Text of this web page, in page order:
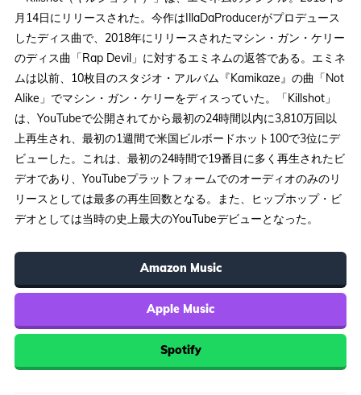
月14日にリリースされた。今作はIllaDaProducerがプロデュース
したディス曲で、2018年にリリースされたマシン・ガン・ケリー
のディス曲「Rap Devil」に対するエミネムの返答である。エミネ
ムは以前、10枚目のスタジオ・アルバム『Kamikaze』の曲「Not
Alike」でマシン・ガン・ケリーをディスっていた。「Killshot」
は、YouTubeで公開されてから最初の24時間以内に3,810万回以
上再生され、最初の1週間で米国ビルボードホット100で3位にデ
ビューした。これは、最初の24時間で19番目に多く再生されたビ
デオであり、YouTubeプラットフォームでのオーディオのみのリ
リースとしては最多の再生回数となる。また、ヒップホップ・ビ
デオとしては当時の史上最大のYouTubeデビューとなった。
Amazon Music
Apple Music
Spotify